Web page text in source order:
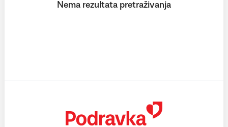
Nema rezultata pretraživanja